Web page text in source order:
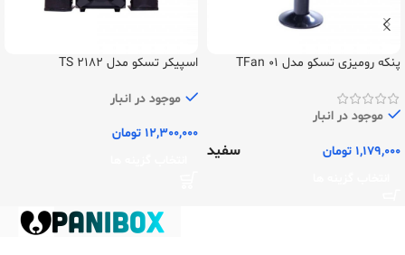
پنکه رومیزی تسکو مدل TFan 01
موجود در انبار
1,179,000 تومان سفید
اسپیکر تسکو مدل TS 2182
موجود در انبار
12,300,000 تومان